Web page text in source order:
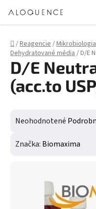
Domov
/Reagencie/Mikrobiologia
Dehydratované média/D/E
D/E
(acc.to
Priemerné hodnotenie
Neohodnotené
Značka: Biomaxima